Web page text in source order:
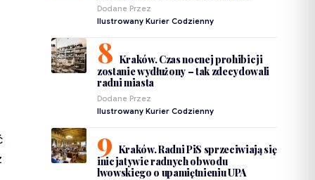
Dodane Przez
Ilustrowany Kurier Codzienny
Kraków. Czas nocnej prohibicji
zostanie wydłużony – tak zdecydowali
radni miasta
Dodane Przez
Ilustrowany Kurier Codzienny
Kraków. Radni PiS sprzeciwiają się
inicjatywie radnych obwodu
lwowskiego o upamiętnieniu UPA